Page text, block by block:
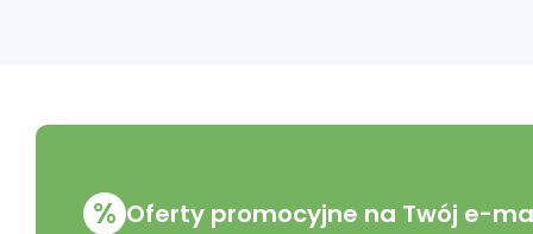
% Oferty promocyjne na Twój e-